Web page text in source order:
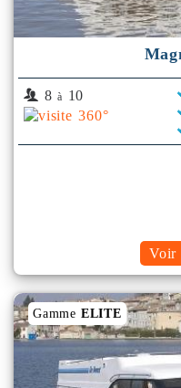
8 à 10
Voir
Gamme ELITE